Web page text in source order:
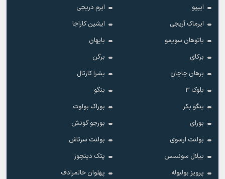
ایپیو
ایرم دریجی
ایرماک آریجی
ایشین کاراجا
باتوهان سویمو
بایهان
برکای
برگن
برهان چاچان
بشرا کارتال
بلوک 3
بنگو
بنگو بکر
بوراک بولوت
بورای
بورجو گونش
بولنت ارسوی
بولنت سرتاش
بیلال سونسس
پتک دینچوز
پرویز بولبوله
پهلوان حالمرادف